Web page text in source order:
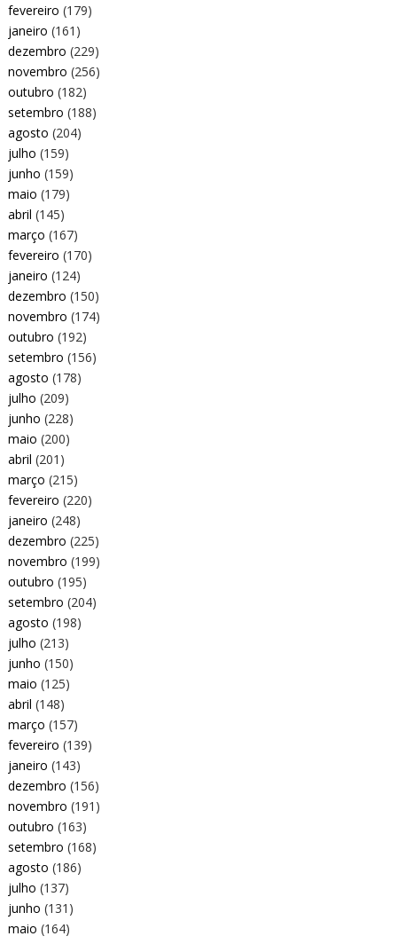
fevereiro (179)
janeiro (161)
dezembro (229)
novembro (256)
outubro (182)
setembro (188)
agosto (204)
julho (159)
junho (159)
maio (179)
abril (145)
março (167)
fevereiro (170)
janeiro (124)
dezembro (150)
novembro (174)
outubro (192)
setembro (156)
agosto (178)
julho (209)
junho (228)
maio (200)
abril (201)
março (215)
fevereiro (220)
janeiro (248)
dezembro (225)
novembro (199)
outubro (195)
setembro (204)
agosto (198)
julho (213)
junho (150)
maio (125)
abril (148)
março (157)
fevereiro (139)
janeiro (143)
dezembro (156)
novembro (191)
outubro (163)
setembro (168)
agosto (186)
julho (137)
junho (131)
maio (164)